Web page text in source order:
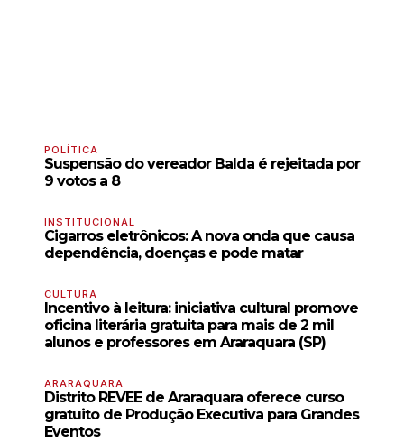
POLÍTICA
Suspensão do vereador Balda é rejeitada por
9 votos a 8
INSTITUCIONAL
Cigarros eletrônicos: A nova onda que causa
dependência, doenças e pode matar
CULTURA
Incentivo à leitura: iniciativa cultural promove
oficina literária gratuita para mais de 2 mil
alunos e professores em Araraquara (SP)
ARARAQUARA
Distrito REVEE de Araraquara oferece curso
gratuito de Produção Executiva para Grandes
Eventos